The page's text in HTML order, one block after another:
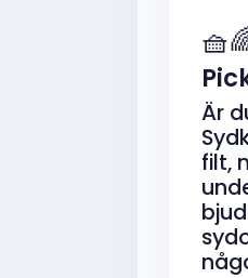
Är
filt,